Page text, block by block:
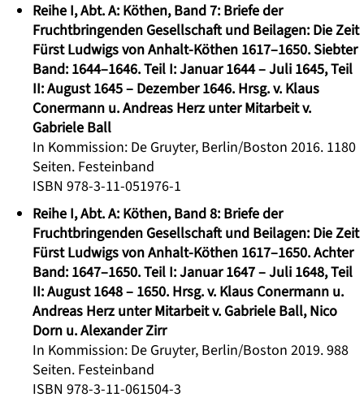
Reihe I, Abt. A: Köthen, Band 7: Briefe der
Fruchtbringenden Gesellschaft und Beilagen: Die Zeit
Fürst Ludwigs von Anhalt-Köthen 1617–1650. Siebter
Band: 1644–1646. Teil I: Januar 1644 – Juli 1645, Teil
II: August 1645 – Dezember 1646. Hrsg. v. Klaus
Conermann u. Andreas Herz unter Mitarbeit v.
Gabriele Ball
In Kommission: De Gruyter, Berlin/Boston 2016. 1180
Seiten. Festeinband
ISBN 978-3-11-051976-1
Reihe I, Abt. A: Köthen, Band 8: Briefe der
Fruchtbringenden Gesellschaft und Beilagen: Die Zeit
Fürst Ludwigs von Anhalt-Köthen 1617–1650. Achter
Band: 1647–1650. Teil I: Januar 1647 – Juli 1648, Teil
II: August 1648 – 1650. Hrsg. v. Klaus Conermann u.
Andreas Herz unter Mitarbeit v. Gabriele Ball, Nico
Dorn u. Alexander Zirr
In Kommission: De Gruyter, Berlin/Boston 2019. 988
Seiten. Festeinband
ISBN 978-3-11-061504-3